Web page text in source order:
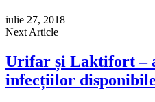
iulie 27, 2018
Next Article
Urifar și Laktifort –
infecțiilor